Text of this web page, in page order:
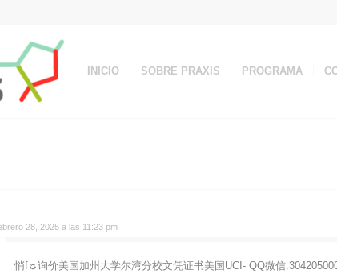
INICIO SOBRE PRAXIS PROGRAMA
28, 2025 a las 11:23 pm
悄f☼询价美国加州大学尔湾分校文凭证书美国UCI- QQ微信